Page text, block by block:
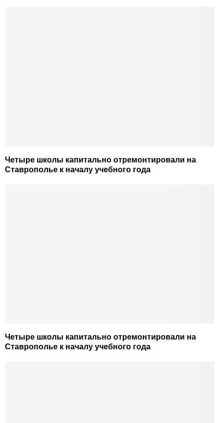
Четыре школы капитально отремонтировали на
Ставрополье к началу учебного года
Четыре школы капитально отремонтировали на
Ставрополье к началу учебного года